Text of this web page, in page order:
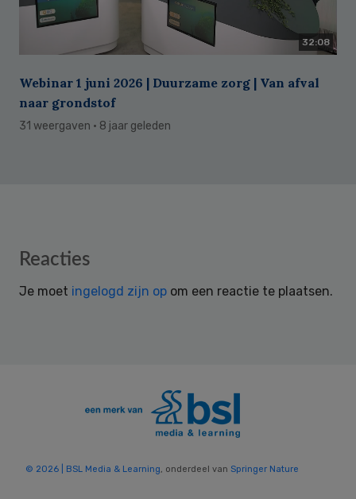
32:08
Webinar 1 juni 2026 | Duurzame zorg | Van afval
naar grondstof
31 weergaven · 8 jaar geleden
Reader
Reacties
Je moet ingelogd zijn op om een reactie te plaatsen.
© 2026 | BSL Media & Learning, onderdeel van Springer Nature